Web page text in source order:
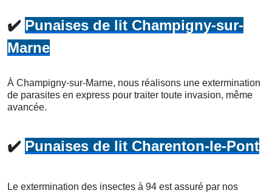
✔️ Punaises de lit Champigny-sur-
Marne
À Champigny-sur-Marne, nous réalisons une extermination
de parasites en express pour traiter toute invasion, même
avancée.
✔️ Punaises de lit Charenton-le-Pont
Le extermination des insectes à 94 est assuré par nos